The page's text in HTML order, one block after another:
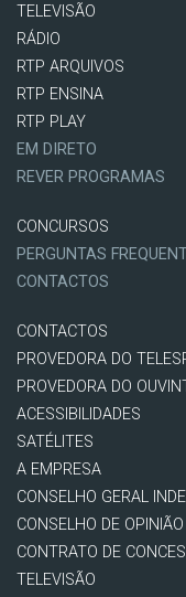
TELEVISÃO
RÁDIO
RTP ARQUIVOS
RTP ENSINA
RTP PLAY
EM DIRETO
REVER PROGRAMAS
CONCURSOS
PERGUNTAS
CONTACTOS
CONTACTOS
PROVEDORA DO
PROVEDORA DO
ACESSIBILIDADES
SATÉLITES
A EMPRESA
CONSELHO GERAL
CONSELHO DE OPINIÃO
CONTRATO DE
TELEVISÃO